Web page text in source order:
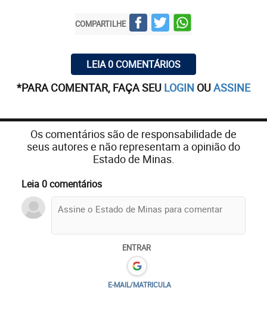
COMPARTILHE
LEIA 0 COMENTÁRIOS
*PARA COMENTAR, FAÇA SEU LOGIN OUASSINE
Os comentários são de responsabilidade de
seus autores e não representam a opinião do
Estado de Minas.
Leia 0 comentários
ENTRAR
E-MAIL/MATRICULA